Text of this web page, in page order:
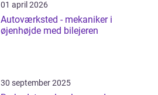
01 april 2026
Autoværksted - mekaniker i
øjenhøjde med bilejeren
30 september 2025